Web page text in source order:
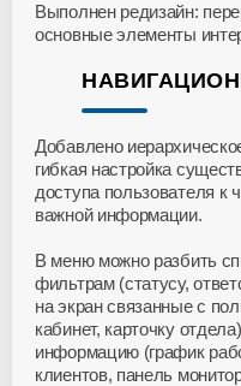
Выполнен редизайн:
основные элементы
Добавлено
гибкая настройка
доступа пользователя к
важной информации.
В меню можно разбить
фильтрам (статусу,
на экран связанные с
кабинет, карточку
информацию (график
клиентов, панель